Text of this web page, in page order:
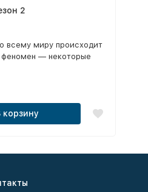
2
всему миру происходит
феномен — некоторые
в назначенное время
корзину